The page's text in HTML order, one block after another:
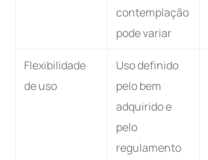
contemplação
pode variar
Flexibilidade
de uso
Uso definido
pelo bem
adquirido e
pelo
regulamento